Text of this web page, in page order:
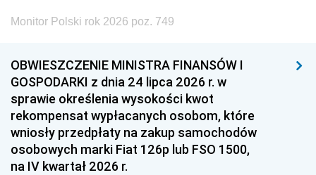
Monitor Polski rok 2026 poz. 749
OBWIESZCZENIE MINISTRA FINANSÓW I
GOSPODARKI z dnia 24 lipca 2026 r. w
sprawie określenia wysokości kwot
rekompensat wypłacanych osobom, które
wniosły przedpłaty na zakup samochodów
osobowych marki Fiat 126p lub FSO 1500,
na IV kwartał 2026 r.